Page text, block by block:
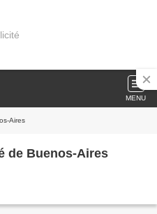
MENU
Aires
de Buenos-Aires